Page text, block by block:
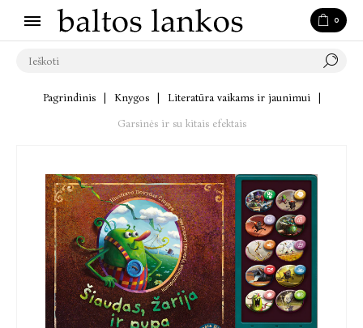
0
Pagrindinis Knygos Literatūra vaikams ir jaunimui
Garsinės ir su kitais efektais